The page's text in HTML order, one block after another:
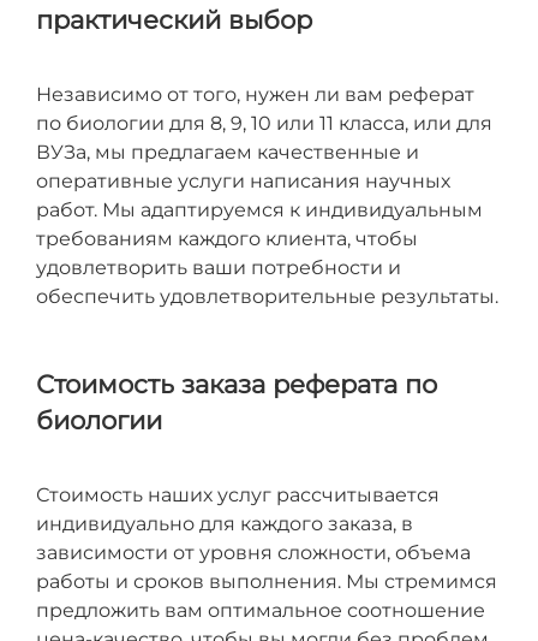
практический выбор
Независимо от того, нужен ли вам реферат
по биологии для 8, 9, 10 или 11 класса, или для
ВУЗа, мы предлагаем качественные и
оперативные услуги написания научных
работ. Мы адаптируемся к индивидуальным
требованиям каждого клиента, чтобы
удовлетворить ваши потребности и
обеспечить удовлетворительные результаты.
Стоимость заказа реферата по
биологии
Стоимость наших услуг рассчитывается
индивидуально для каждого заказа, в
зависимости от уровня сложности, объема
работы и сроков выполнения. Мы стремимся
предложить вам оптимальное соотношение